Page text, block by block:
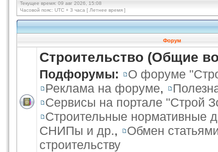
Текущее время: 09 авг 2026, 15:08
Часовой пояс: UTC + 3 часа [ Летнее время ]
Форум
Строительство (Общие
Подфорумы:
О форуме
Реклама на форуме,
Сервисы на портале "Строй
Строительные нормативные
СНИПы и др.,
Обмен
строительству